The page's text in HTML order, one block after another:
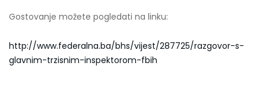
Gostovanje možete pogledati na linku:
http://www.federalna.ba/bhs/vijest/287725/razgovor-s-
glavnim-trzisnim-inspektorom-fbih